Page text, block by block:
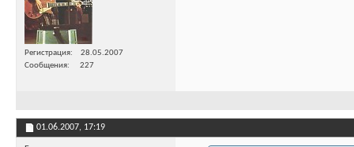
Регистрация
28.05.2007
Сообщения
227
01.06.2007, 17:19